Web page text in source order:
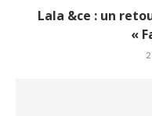
Lala &ce : un
«